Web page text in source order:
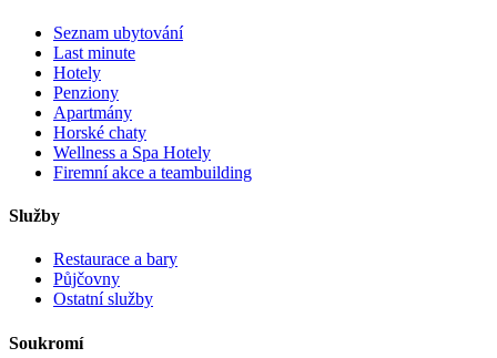
Seznam ubytování
Last minute
Hotely
Penziony
Apartmány
Horské chaty
Wellness a Spa Hotely
Firemní akce a teambuilding
Služby
Restaurace a bary
Půjčovny
Ostatní služby
Soukromí